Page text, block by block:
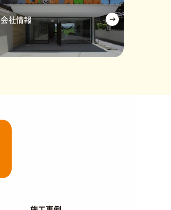
会社情報